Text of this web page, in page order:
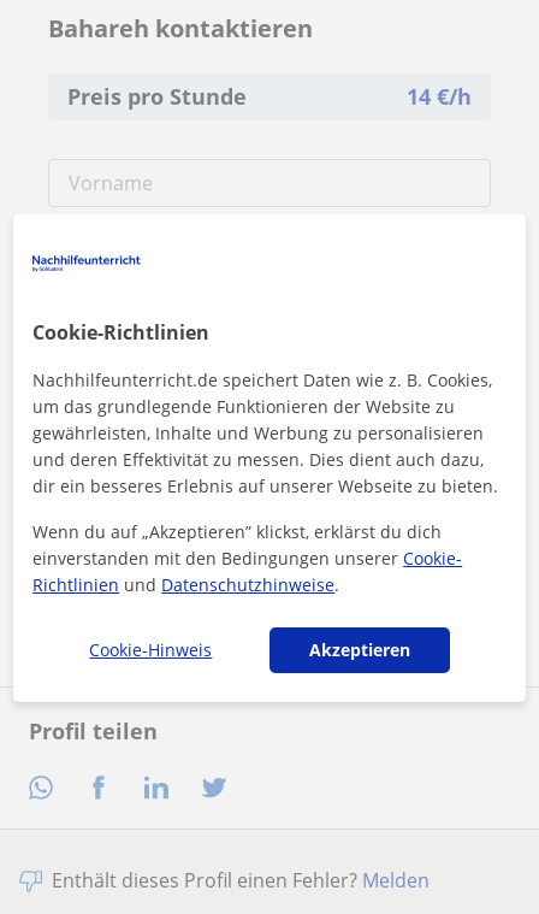
Profil teilen
Bahareh kontaktieren
Preis pro Stunde 14€/h
unseremImpressumund unsererDatenschutzerklärungzu
Enthält dieses Profil einen Fehler? Melden
Cookie-Richtlinien
Nachhilfeunterricht.de speichert Daten wie z. B. Cookies,
um das grundlegende Funktionieren der Website zu
gewährleisten, Inhalte und Werbung zu personalisieren
und deren Effektivität zu messen. Dies dient auch dazu,
dir ein besseres Erlebnis auf unserer Webseite zu bieten.
Wenn du auf „Akzeptieren” klickst, erklärst du dich
einverstanden mit den Bedingungen unsererCookie-
Richtlinien und Datenschutzhinweise.
Cookie-Hinweis Akzeptieren